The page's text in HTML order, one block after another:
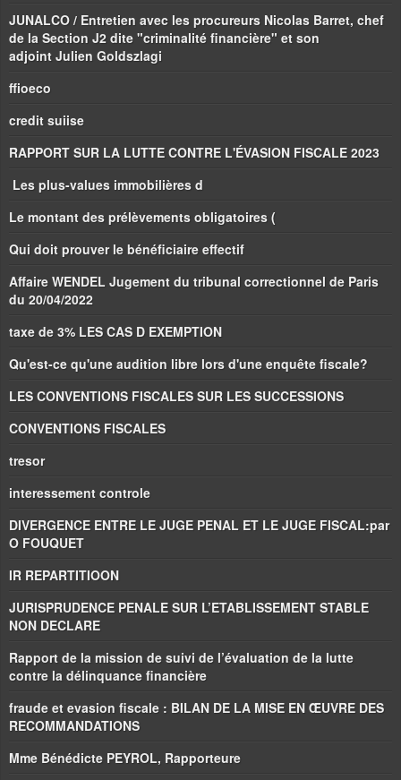
JUNALCO / Entretien avec les procureurs Nicolas Barret, chef
de la Section J2 dite "criminalité financière" et son
adjoint Julien Goldszlagi
ffioeco
credit suiise
RAPPORT SUR LA LUTTE CONTRE L'ÉVASION FISCALE 2023
Les plus-values immobilières d
Le montant des prélèvements obligatoires (
Qui doit prouver le bénéficiaire effectif
Affaire WENDEL Jugement du tribunal correctionnel de Paris
du 20/04/2022
taxe de 3% LES CAS D EXEMPTION
Qu'est-ce qu'une audition libre lors d'une enquête fiscale?
LES CONVENTIONS FISCALES SUR LES SUCCESSIONS
CONVENTIONS FISCALES
tresor
interessement controle
DIVERGENCE ENTRE LE JUGE PENAL ET LE JUGE FISCAL:par
O FOUQUET
IR REPARTITIOON
JURISPRUDENCE PENALE SUR L’ETABLISSEMENT STABLE
NON DECLARE
Rapport de la mission de suivi de l’évaluation de la lutte
contre la délinquance financière
fraude et evasion fiscale : BILAN DE LA MISE EN ŒUVRE DES
RECOMMANDATIONS
Mme Bénédicte PEYROL, Rapporteure